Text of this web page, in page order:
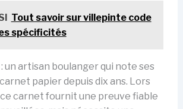
Tout savoir sur villepinte code
spécificités
un artisan boulanger qui note ses
papier depuis dix ans. Lors
ce carnet fournit une preuve fiable